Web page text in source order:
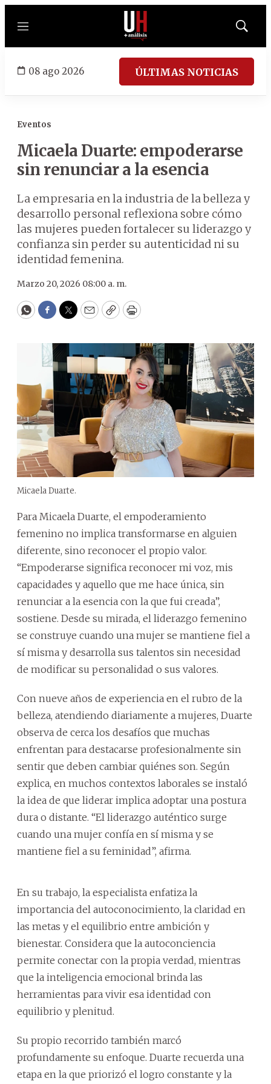
Menú
Mostrar
08 ago 2026 ÚLTIMAS NOTICIAS
Eventos
Micaela Duarte: empoderarse
sin renunciar a la esencia
La empresaria en la industria de la belleza y
desarrollo personal reflexiona sobre cómo
las mujeres pueden fortalecer su liderazgo y
confianza sin perder su autenticidad ni su
identidad femenina.
Marzo 20, 2026 08:00 a. m.
WhatsApp
Facebook
Twitter
EmailCopyPrint
Micaela Duarte.
Para Micaela Duarte, el empoderamiento
femenino no implica transformarse en alguien
diferente, sino reconocer el propio valor.
“Empoderarse significa reconocer mi voz, mis
capacidades y aquello que me hace única, sin
renunciar a la esencia con la que fui creada”,
sostiene. Desde su mirada, el liderazgo femenino
se construye cuando una mujer se mantiene fiel a
sí misma y desarrolla sus talentos sin necesidad
de modificar su personalidad o sus valores.
Con nueve años de experiencia en el rubro de la
belleza, atendiendo diariamente a mujeres, Duarte
observa de cerca los desafíos que muchas
enfrentan para destacarse profesionalmente sin
sentir que deben cambiar quiénes son. Según
explica, en muchos contextos laborales se instaló
la idea de que liderar implica adoptar una postura
dura o distante. “El liderazgo auténtico surge
cuando una mujer confía en sí misma y se
mantiene fiel a su feminidad”, afirma.
En su trabajo, la especialista enfatiza la
importancia del autoconocimiento, la claridad en
las metas y el equilibrio entre ambición y
bienestar. Considera que la autoconciencia
permite conectar con la propia verdad, mientras
que la inteligencia emocional brinda las
herramientas para vivir esa identidad con
equilibrio y plenitud.
Su propio recorrido también marcó
profundamente su enfoque. Duarte recuerda una
etapa en la que priorizó el logro constante y la